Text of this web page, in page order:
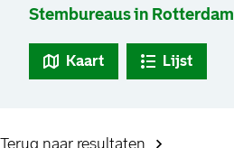
Stembureaus in Rotterdam
Kaart Lijst
Terug naar resultaten